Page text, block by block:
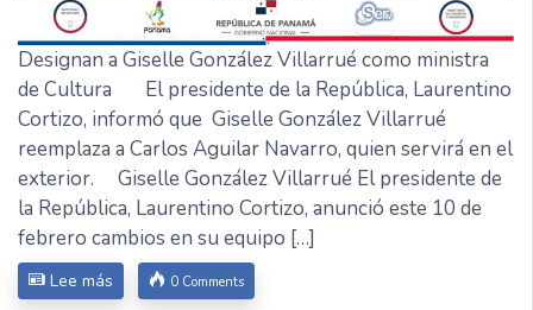
Designan a Giselle González Villarrué como ministra
de Cultura El presidente de la República, Laurentino
Cortizo, informó que Giselle González Villarrué
reemplaza a Carlos Aguilar Navarro, quien servirá en el
exterior. Giselle González Villarrué El presidente de
la República, Laurentino Cortizo, anunció este 10 de
febrero cambios en su equipo […]
Lee más 0 Comments